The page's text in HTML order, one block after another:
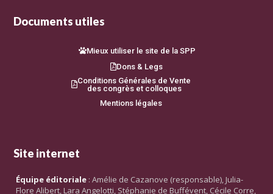
Documents utiles
Mieux utiliser le site de la SPP
Dons & Legs
Conditions Générales de Vente
des congrès et colloques
Mentions légales
Site internet
Équipe éditoriale : Amélie de Cazanove (responsable), Julia-
Flore Alibert, Lara Angelotti, Stéphanie de Buffévent, Cécile Corre,